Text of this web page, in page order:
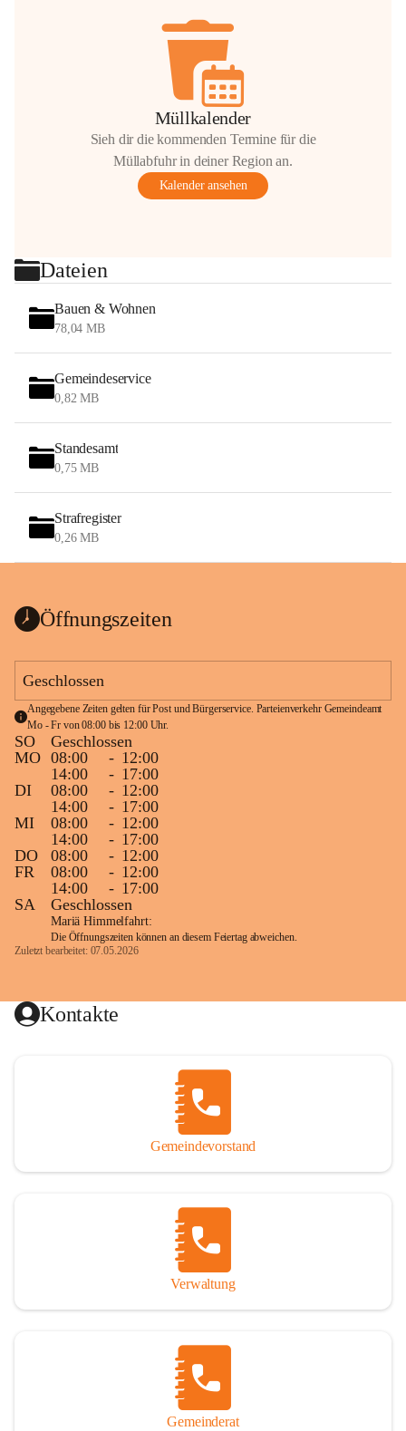
Müllkalender
Sieh dir die kommenden Termine für die
Müllabfuhr in deiner Region an.
Kalender ansehen
Dateien
Bauen & Wohnen
78,04 MB
Gemeindeservice
0,82 MB
Standesamt
0,75 MB
Strafregister
0,26 MB
Öffnungszeiten
Geschlossen
Angegebene Zeiten gelten für Post und Bürgerservice. Parteienverkehr Gemeindeamt
Mo - Fr von 08:00 bis 12:00 Uhr.
SO
Geschlossen
MO 08:00 - 12:00
14:00
- 17:00
DI
08:00 - 12:00
14:00
- 17:00
MI
08:00 - 12:00
14:00
- 17:00
DO
08:00 - 12:00
FR
08:00 - 12:00
14:00
- 17:00
SA
Geschlossen
Mariä Himmelfahrt:
Die Öffnungszeiten können an diesem Feiertag abweichen.
Zuletzt bearbeitet: 07.05.2026
Kontakte
Gemeindevorstand
Verwaltung
Gemeinderat